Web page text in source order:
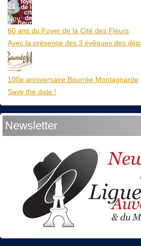
21
Nov
60 ans du Foyer de la Cité des Fleurs
Avec la présence des 3 évêques des
20
Mar
100e anniversaire Bourrée Montagnarde
Save the date !
Newsletter